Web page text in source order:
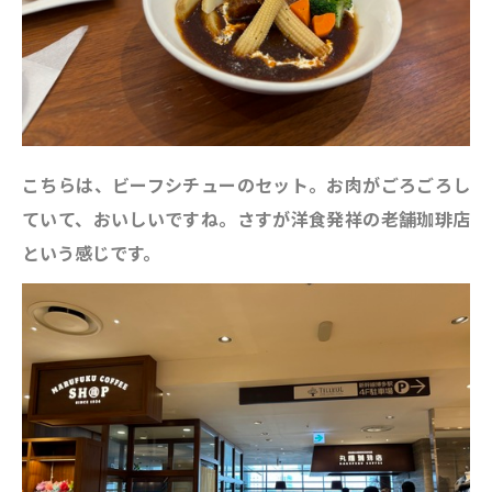
こちらは、ビーフシチューのセット。お肉がごろごろし
ていて、おいしいですね。さすが洋食発祥の老舗珈琲店
という感じです。